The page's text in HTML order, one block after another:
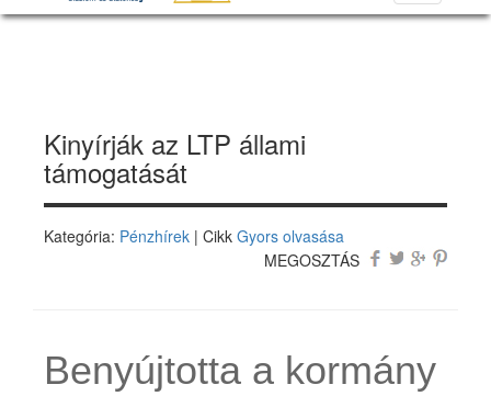
navigation
Kinyírják az LTP állami
támogatását
Kategória: Pénzhírek | Cikk Gyors olvasása
MEGOSZTÁS
Benyújtotta a kormány